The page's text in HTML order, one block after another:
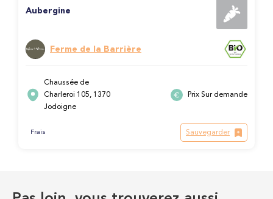
Aubergine
Ferme de la Barrière
Chaussée de
Charleroi 105, 1370
Jodoigne
Prix Sur demande
Frais Sauvegarder